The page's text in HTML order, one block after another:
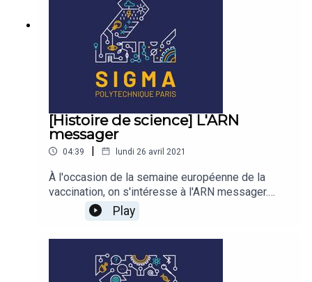
[Histoire de science] L'ARN
messager
04:39 | lundi 26 avril 2021
À l'occasion de la semaine européenne de la
vaccination, on s'intéresse à l'ARN messager.
Vous n'en aviez jamais entendu parler il y a un an,
et maintenant il est partout ! Qu'est-ce que c'est,
dans les vaccins contre le Covid-19 ?
Play